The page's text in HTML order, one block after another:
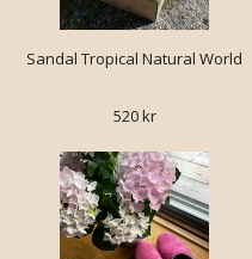
Sandal Tropical Natural World
520 kr